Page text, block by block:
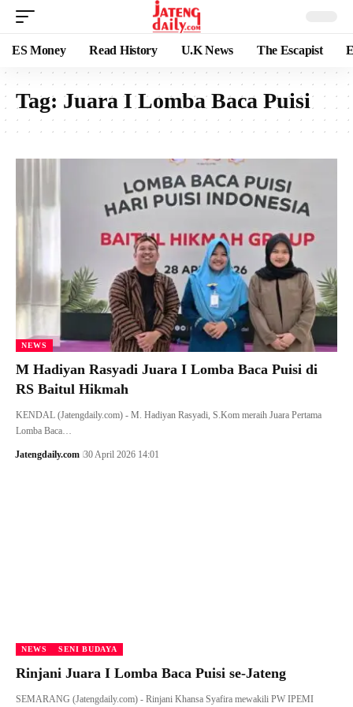
ES Money Read History U.K News The Escapist
Tag: Juara I Lomba Baca Puisi
NEWS
M Hadiyan Rasyadi Juara I Lomba Baca Puisi di
RS Baitul Hikmah
KENDAL (Jatengdaily.com) - M. Hadiyan Rasyadi, S.Kom meraih Juara Pertama
Lomba Baca…
Jatengdaily.com 30 April 2026 14:01
NEWS SENI BUDAYA
Rinjani Juara I Lomba Baca Puisi se-Jateng
SEMARANG (Jatengdaily.com) - Rinjani Khansa Syafira mewakili PW IPEMI